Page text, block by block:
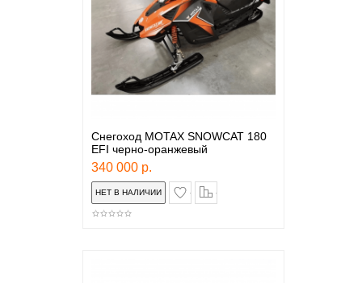
Снегоход MOTAX SNOWCAT 180
EFI черно-оранжевый
340 000 р.
в закладки